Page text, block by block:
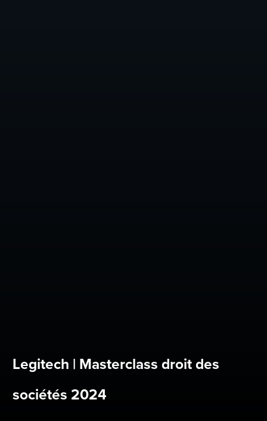
Legitech | Masterclass droit des
sociétés 2024